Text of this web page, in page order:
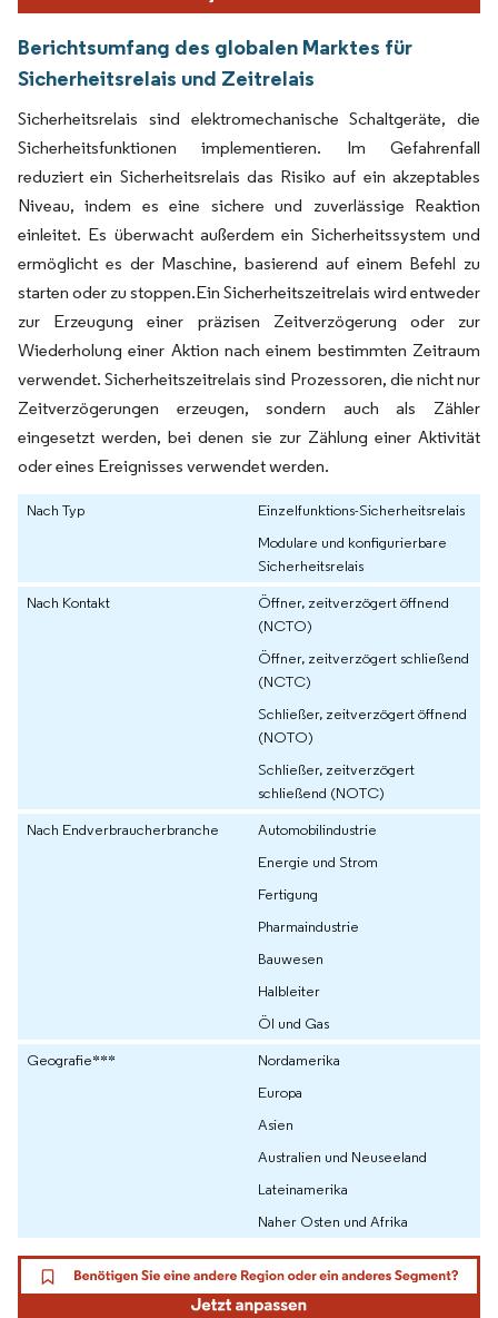
Berichtsumfang des globalen Marktes für
Sicherheitsrelais und Zeitrelais
Sicherheitsrelais sind elektromechanische Schaltgeräte, die
Sicherheitsfunktionen implementieren. Im Gefahrenfall
reduziert ein Sicherheitsrelais das Risiko auf ein akzeptables
Niveau, indem es eine sichere und zuverlässige Reaktion
einleitet. Es überwacht außerdem ein Sicherheitssystem und
ermöglicht es der Maschine, basierend auf einem Befehl zu
starten oder zu stoppen.Ein Sicherheitszeitrelais wird entweder
zur Erzeugung einer präzisen Zeitverzögerung oder zur
Wiederholung einer Aktion nach einem bestimmten Zeitraum
verwendet. Sicherheitszeitrelais sind Prozessoren, die nicht nur
Zeitverzögerungen erzeugen, sondern auch als Zähler
eingesetzt werden, bei denen sie zur Zählung einer Aktivität
oder eines Ereignisses verwendet werden.
Nach Typ
Einzelfunktions-Sicherheitsrelais
Modulare und konfigurierbare
Sicherheitsrelais
Nach Kontakt
Öffner, zeitverzögert öffnend
(NCTO)
Öffner, zeitverzögert schließend
(NCTC)
Schließer, zeitverzögert öffnend
(NOTO)
Schließer, zeitverzögert
schließend (NOTC)
Nach Endverbraucherbranche
Automobilindustrie
Energie und Strom
Fertigung
Pharmaindustrie
Bauwesen
Halbleiter
Öl und Gas
Geografie***
Nordamerika
Europa
Asien
Australien und Neuseeland
Lateinamerika
Naher Osten und Afrika